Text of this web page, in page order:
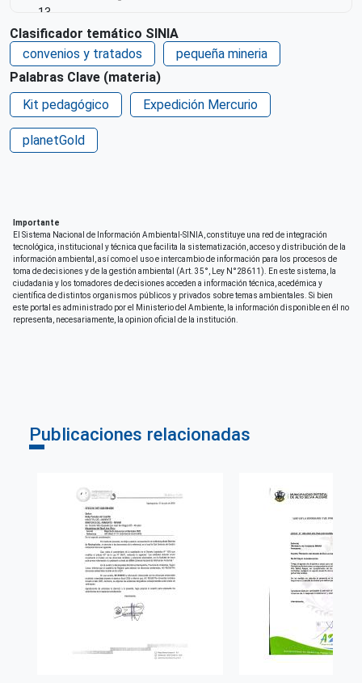
13
Idioma
Español
País de origen de la Publicación o Recurso
Perú
Patrocinio
planetGOLD Perú
Repositorio de origen
SINIA
Clasificador temático SINIA
convenios y tratados
pequeña mineria
Palabras Clave (materia)
Kit pedagógico
Expedición Mercurio
planetGold
Importante
El Sistema Nacional de Información Ambiental-SINIA, constituye una red de integración
tecnológica, institucional y técnica que facilita la sistematización, acceso y distribución de la
información ambiental, así como el uso e intercambio de información para los procesos de
toma de decisiones y de la gestión ambiental (Art. 35°, Ley N°28611). En este sistema, la
ciudadania y los tomadores de decisiones acceden a información técnica, acedémica y
científica de distintos organismos públicos y privados sobre temas ambientales. Si bien
este portal es administrado por el Ministerio del Ambiente, la información disponible en él no
representa, necesariamente, la opinion oficial de la institución.
Publicaciones relacionadas